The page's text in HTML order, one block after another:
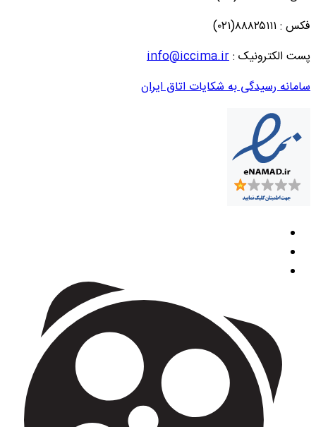
فکس : ۸۸۸۲۵۱۱۱(۰۲۱)
پست الکترونیک :info@iccima.ir
سامانه رسیدگی به شکایات اتاق ایران